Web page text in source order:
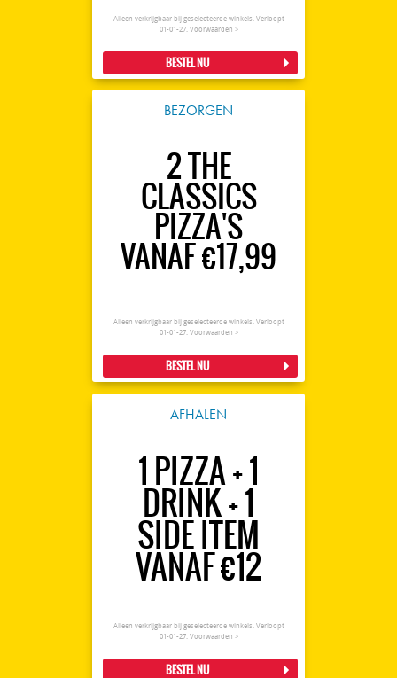
Alleen verkrijgbaar bij geselecteerde winkels. Verloopt
01-01-27. Voorwaarden >
BESTEL NU
BEZORGEN
2 THE
CLASSICS
PIZZA'S
VANAF €17,99
Alleen verkrijgbaar bij geselecteerde winkels. Verloopt
01-01-27. Voorwaarden >
BESTEL NU
AFHALEN
1 PIZZA + 1
DRINK + 1
SIDE ITEM
VANAF €12
Alleen verkrijgbaar bij geselecteerde winkels. Verloopt
01-01-27. Voorwaarden >
BESTEL NU